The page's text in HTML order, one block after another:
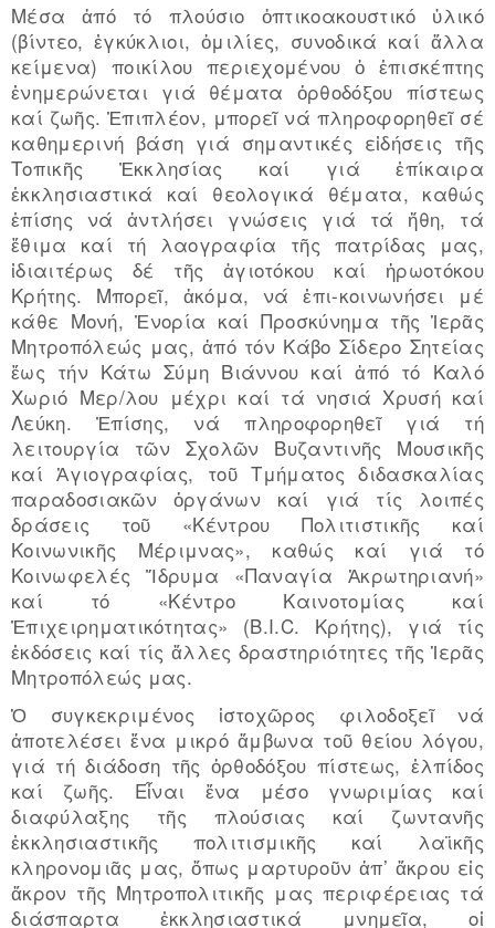
Μέσα ἀπό τό πλούσιο ὀπτικοακουστικό ὑλικό
(βίντεο, ἐγκύκλιοι, ὁμιλίες, συνοδικά καί ἄλλα
κείμενα) ποικίλου περιεχομένου ὁ ἐπισκέπτης
ἐνημερώνεται γιά θέματα ὀρθοδόξου πίστεως
καί ζωῆς. Ἐπιπλέον, μπορεῖ νά πληροφορηθεῖ σέ
καθημερινή βάση γιά σημαντικές εἰδήσεις τῆς
Τοπικῆς Ἐκκλησίας καί γιά ἐπίκαιρα
ἐκκλησιαστικά καί θεολογικά θέματα, καθώς
ἐπίσης νά ἀντλήσει γνώσεις γιά τά ἤθη, τά
ἔθιμα καί τή λαογραφία τῆς πατρίδας μας,
ἰδιαιτέρως δέ τῆς ἁγιοτόκου καί ἡρωοτόκου
Κρήτης. Μπορεῖ, ἀκόμα, νά ἐπι-κοινωνήσει μέ
κάθε Μονή, Ἐνορία καί Προσκύνημα τῆς Ἱερᾶς
Μητροπόλεώς μας, ἀπό τόν Κάβο Σίδερο Σητείας
ἕως τήν Κάτω Σύμη Βιάννου καί ἀπό τό Καλό
Χωριό Μερ/λου μέχρι καί τά νησιά Χρυσή καί
Λεύκη. Ἐπίσης, νά πληροφορηθεῖ γιά τή
λειτουργία τῶν Σχολῶν Βυζαντινῆς Μουσικῆς
καί Ἁγιογραφίας, τοῦ Τμήματος διδασκαλίας
παραδοσιακῶν ὀργάνων καί γιά τίς λοιπές
δράσεις τοῦ «Κέντρου Πολιτιστικῆς καί
Κοινωνικῆς Μέριμνας», καθώς καί γιά τό
Κοινωφελές Ἵδρυμα «Παναγία Ἀκρωτηριανή»
καί τό «Κέντρο Καινοτομίας καί
Ἐπιχειρηματικότητας» (B.I.C. Kρήτης), γιά τίς
ἐκδόσεις καί τίς ἄλλες δραστηριότητες τῆς Ἱερᾶς
Μητροπόλεώς μας.
Ὁ συγκεκριμένος ἱστοχῶρος φιλοδοξεῖ νά
ἀποτελέσει ἕνα μικρό ἄμβωνα τοῦ θείου λόγου,
γιά τή διάδοση τῆς ὀρθοδόξου πίστεως, ἐλπίδος
καί ζωῆς. Εἶναι ἕνα μέσο γνωριμίας καί
διαφύλαξης τῆς πλούσιας καί ζωντανῆς
ἐκκλησιαστικῆς πολιτισμικῆς καί λαϊκῆς
κληρονομιᾶς μας, ὅπως μαρτυροῦν ἀπ’ ἄκρου εἰς
ἄκρον τῆς Μητροπολιτικῆς μας περιφέρειας τά
διάσπαρτα ἐκκλησιαστικά μνημεῖα, οἱ